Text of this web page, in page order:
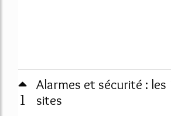
1
Alarmes et sécurité : les
sites